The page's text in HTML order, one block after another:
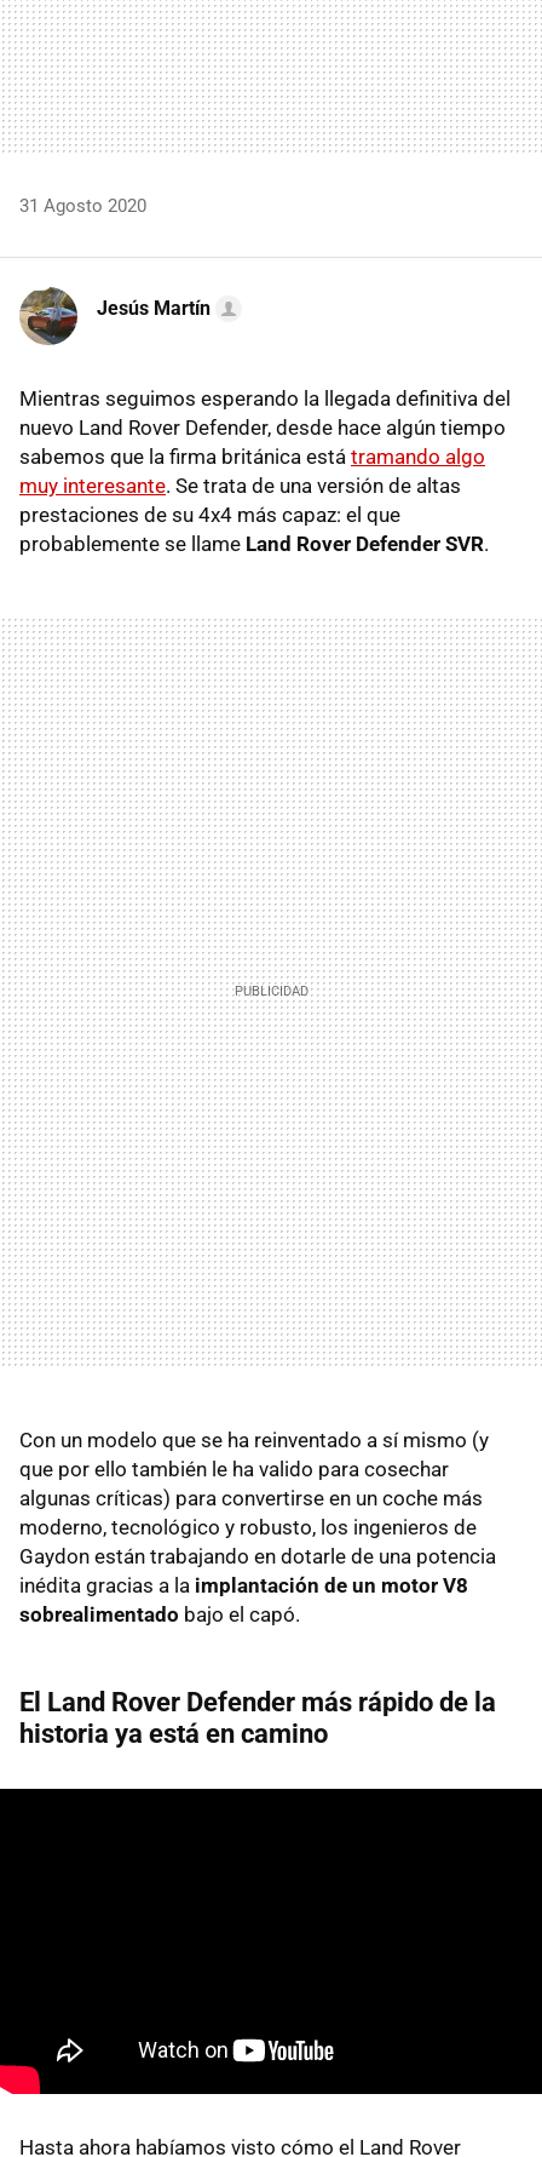
31 Agosto 2020
Jesús Martín
Mientras seguimos esperando la llegada definitiva del
nuevo Land Rover Defender, desde hace algún tiempo
sabemos que la firma británica está tramando algo
muy interesante. Se trata de una versión de altas
prestaciones de su 4x4 más capaz: el que
probablemente se llame Land Rover Defender SVR.
Con un modelo que se ha reinventado a sí mismo (y
que por ello también le ha valido para cosechar
algunas críticas) para convertirse en un coche más
moderno, tecnológico y robusto, los ingenieros de
Gaydon están trabajando en dotarle de una potencia
inédita gracias a la implantación de un motor V8
sobrealimentado bajo el capó.
El Land Rover Defender más rápido de la
historia ya está en camino
Hasta ahora habíamos visto cómo el Land Rover